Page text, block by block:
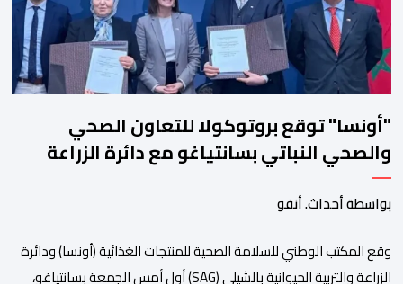
"أونسا" توقع بروتوكولا للتعاون الصحي
والصحي النباتي بسانتياغو مع دائرة الزراعة
وتربية المواشي
بواسطة أحداث. أنفو
وقع المكتب الوطني للسلامة الصحية للمنتجات الغذائية (أونسا) ودائرة
الزراعة والتربية الحيوانية بالشيلي (SAG) أول أمس الجمعة بسانتياغو،